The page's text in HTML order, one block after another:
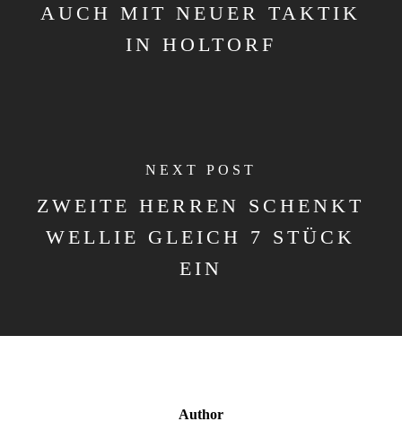
AUCH MIT NEUER TAKTIK
IN HOLTORF
NEXT POST
ZWEITE HERREN SCHENKT
WELLIE GLEICH 7 STÜCK
EIN
Author